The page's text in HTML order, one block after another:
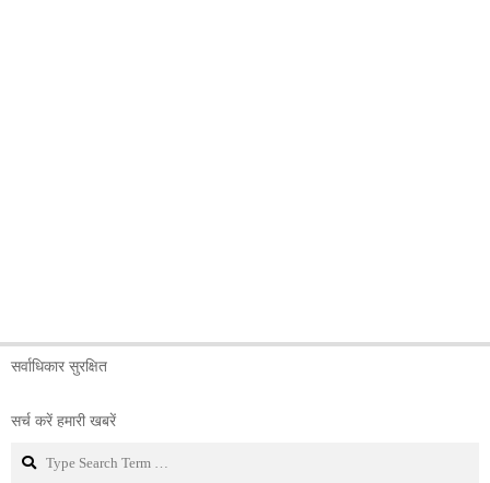
सर्वाधिकार सुरक्षित
सर्च करें हमारी खबरें